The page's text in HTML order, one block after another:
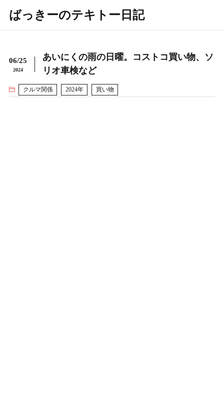
ばっきーのテキトー日記
06/25
2024
あいにくの雨の日曜。コストコ買い物、ソ
リオ車検など
クルマ関係 2024年 買い物